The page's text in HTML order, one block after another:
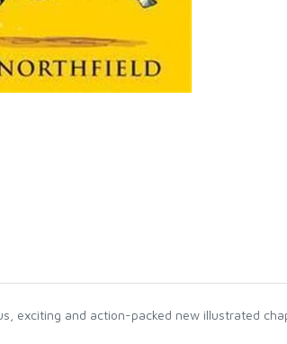
exciting and action-packed new illustrated